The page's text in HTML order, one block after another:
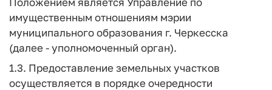
имущественным отношениям мэрии
муниципального образования г. Черкесска
(далее - уполномоченный орган).
1.3. Предоставление земельных участков
осуществляется в порядке очередности